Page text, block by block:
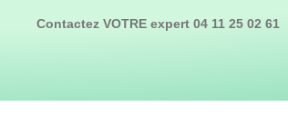
Contactez VOTRE expert 04 11 25 02 61